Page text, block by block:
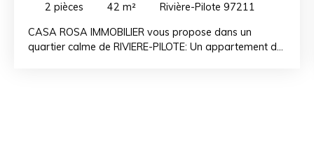
2 pièces 42 m²
Rivière-Pilote 97211
CASA ROSA IMMOBILIER vous propose dans un
quartier calme de RIVIERE-PILOTE: Un appartement de